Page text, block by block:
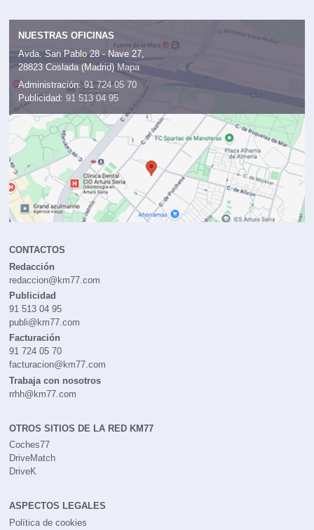
NUESTRAS OFICINAS
Avda. San Pablo 28 - Nave 27,
28823 Coslada (Madrid)Mapa
Administración:91 724 05 70
Publicidad:
CONTACTOS
Redacción
redaccion@km77.com
Publicidad
91 513 04 95
publi@km77.com
Facturación
91 724 05 70
facturacion@km77.com
Trabaja con nosotros
OTROS SITIOS DE LA RED KM77
Coches77
DriveMatch
ASPECTOS LEGALES